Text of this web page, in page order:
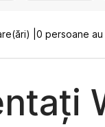
| 0 persoane